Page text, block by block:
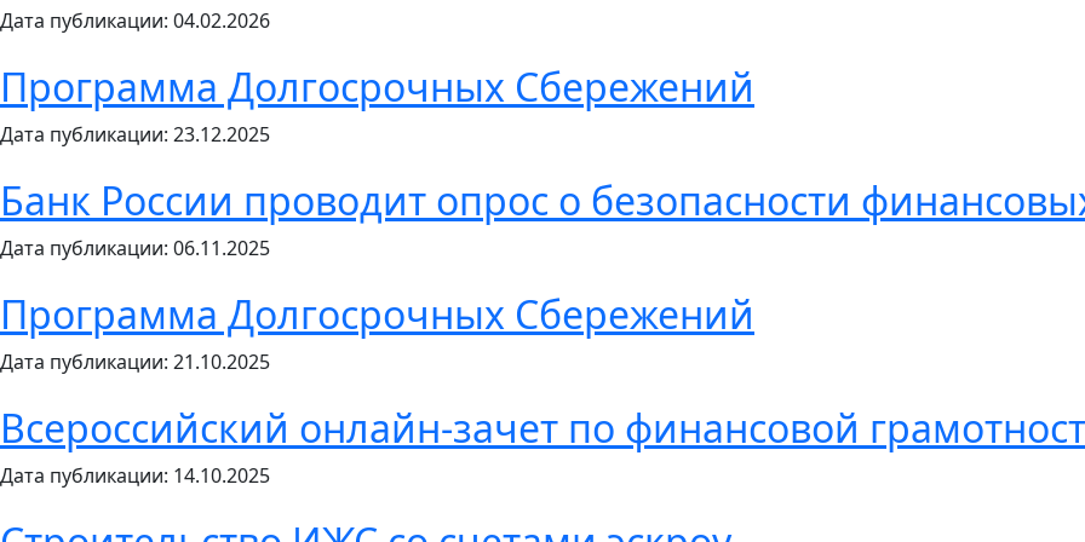
Дата публикации: 04.02.2026
Программа Долгосрочных Сбережений
Дата публикации: 23.12.2025
Банк России проводит опрос о безопасности
Дата публикации: 06.11.2025
Программа Долгосрочных Сбережений
Дата публикации: 21.10.2025
Всероссийский онлайн-зачет по финансовой
Дата публикации: 14.10.2025